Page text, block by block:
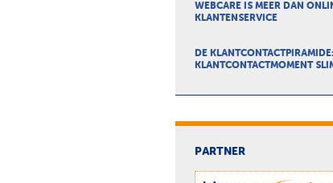
WEBCARE IS MEER DAN
KLANTENSERVICE
DE
KLANTCONTACTMOMENT
PARTNER